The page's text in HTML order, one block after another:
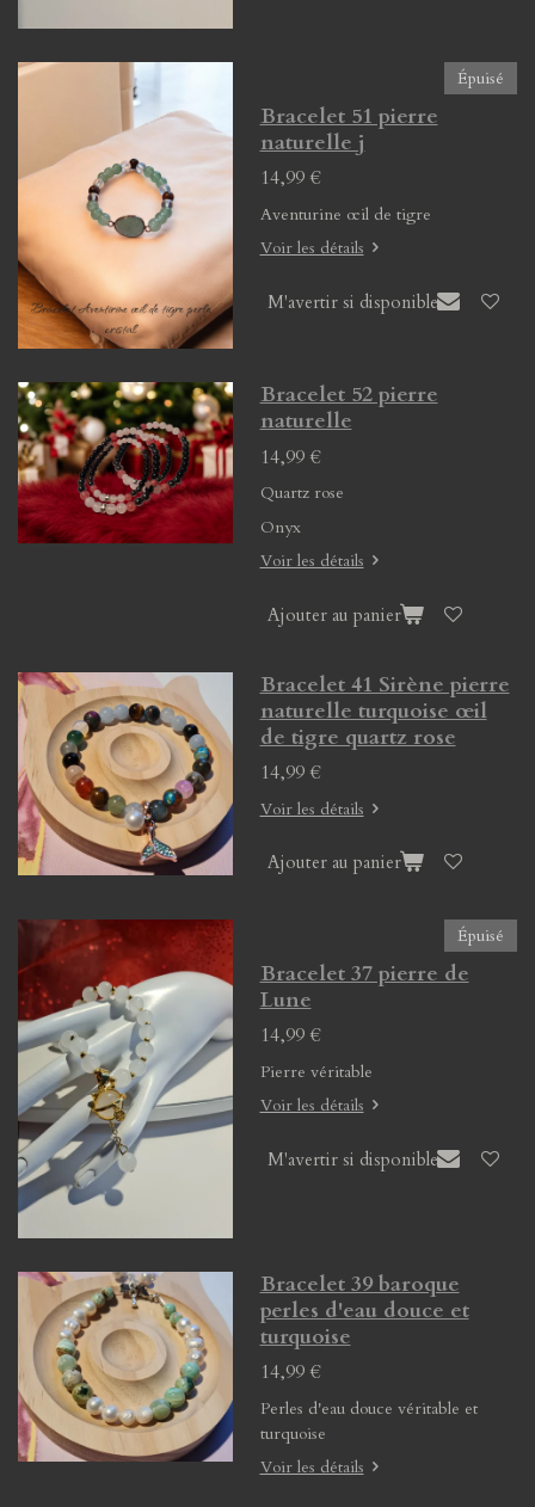
Épuisé
Bracelet 51 pierre
naturelle j
14,99 €
Aventurine œil de tigre
Voir les détails
M'avertir si disponible
Bracelet 52 pierre
naturelle
14,99 €
Quartz rose
Onyx
Voir les détails
Ajouter au panier
Bracelet 41 Sirène pierre
naturelle turquoise œil
de tigre quartz rose
14,99 €
Voir les détails
Ajouter au panier
Épuisé
Bracelet 37 pierre de
Lune
14,99 €
Pierre véritable
Voir les détails
M'avertir si disponible
Bracelet 39 baroque
perles d'eau douce et
turquoise
14,99 €
Perles d'eau douce véritable et
turquoise
Voir les détails